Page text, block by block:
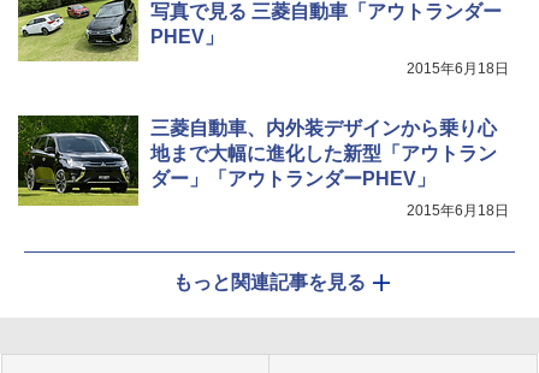
写真で見る 三菱自動車「アウトランダー
PHEV」
2015年6月18日
三菱自動車、内外装デザインから乗り心
地まで大幅に進化した新型「アウトラン
ダー」「アウトランダーPHEV」
2015年6月18日
もっと関連記事を見る